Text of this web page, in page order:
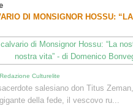
DI MONSIGNOR HOSSU:
Redazione Culturelite
salesiano don Titus
della fede, il vescovo ru...